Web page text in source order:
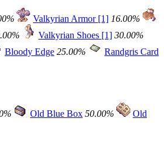
Valkyrian Armor [1] 16.00%
Valkyrian Shoes [1] 30.00%
Bloody Edge 25.00%
Randgris Card
Old Blue Box 50.00%
Old